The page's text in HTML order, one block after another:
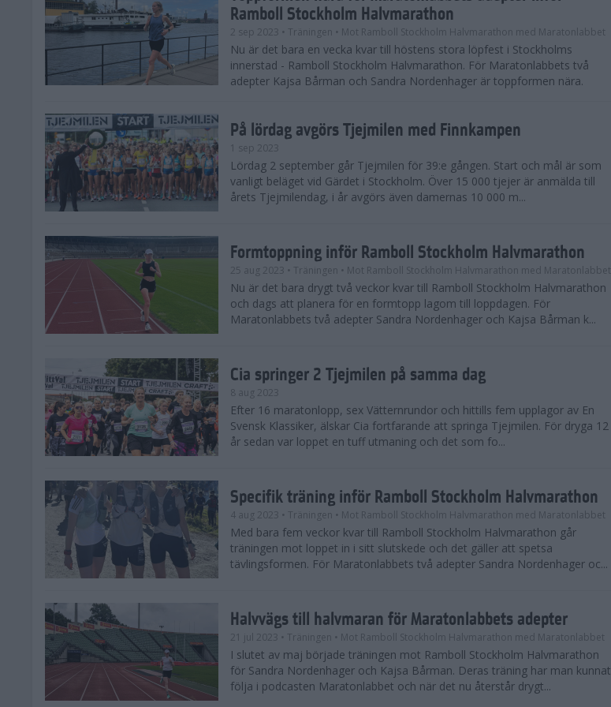
Ramboll Stockholm Halvmarathon
2 sep 2023 • Träningen • Mot Ramboll Stockholm Halvmarathon med Maratonlabbet
Nu är det bara en vecka kvar till höstens stora löpfest i Stockholms
innerstad - Ramboll Stockholm Halvmarathon. För Maratonlabbets två
adepter Kajsa Bårman och Sandra Nordenhager är toppformen nära.
På lördag avgörs Tjejmilen med Finnkampen
1 sep 2023
Lördag 2 september går Tjejmilen för 39:e gången. Start och mål är som
vanligt beläget vid Gärdet i Stockholm. Över 15 000 tjejer är anmälda till
årets Tjejmilendag, i år avgörs även damernas 10 000 m...
Formtoppning inför Ramboll Stockholm Halvmarathon
25 aug 2023 • Träningen • Mot Ramboll Stockholm Halvmarathon med Maratonlabbet
Nu är det bara drygt två veckor kvar till Ramboll Stockholm Halvmarathon
och dags att planera för en formtopp lagom till loppdagen. För
Maratonlabbets två adepter Sandra Nordenhager och Kajsa Bårman k...
Cia springer 2 Tjejmilen på samma dag
8 aug 2023
Efter 16 maratonlopp, sex Vätternrundor och hittills fem upplagor av En
Svensk Klassiker, älskar Cia fortfarande att springa Tjejmilen. För dryga 12
år sedan var loppet en tuff utmaning och det som fo...
Specifik träning inför Ramboll Stockholm Halvmarathon
4 aug 2023 • Träningen • Mot Ramboll Stockholm Halvmarathon med Maratonlabbet
Med bara fem veckor kvar till Ramboll Stockholm Halvmarathon går
träningen mot loppet in i sitt slutskede och det gäller att spetsa
tävlingsformen. För Maratonlabbets två adepter Sandra Nordenhager oc...
Halvvägs till halvmaran för Maratonlabbets adepter
21 jul 2023 • Träningen • Mot Ramboll Stockholm Halvmarathon med Maratonlabbet
I slutet av maj började träningen mot Ramboll Stockholm Halvmarathon
för Sandra Nordenhager och Kajsa Bårman. Deras träning har man kunnat
följa i podcasten Maratonlabbet och när det nu återstår drygt...